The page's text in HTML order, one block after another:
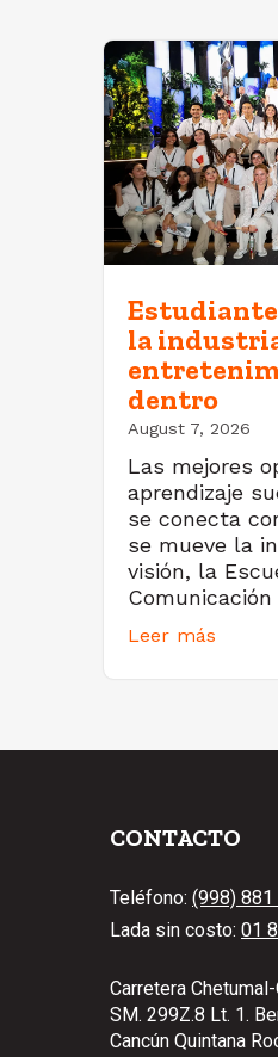
la
dentro
August 7, 2026
Las mejores
aprendizaje
se conecta
se mueve la
visión, la
Leer más
CONTACTO
Teléfono: (998) 881
Lada sin costo: 01
Carretera
SM. 299Z.8 Lt. 1.
Cancún Quintana